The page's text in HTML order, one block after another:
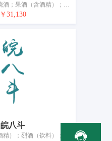
威士忌；汽酒；烧酒；果酒（含酒精）；米酒；葡萄酒；酒精饮料（啤酒除外）；鸡尾酒；黄酒
￥31,130
皖八斗